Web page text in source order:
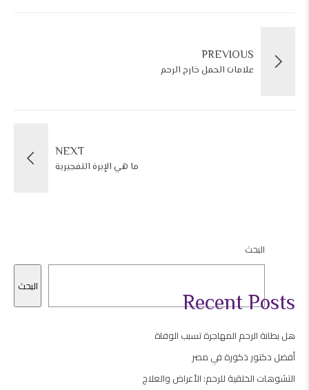
PREVIOUS
علامات الحمل خارج الرحم
NEXT
ما هي الإبرة التفجيرية
البحث
البحث
Recent Posts
هل بطانة الرحم المهاجرة تسبب الوفاة
أفضل دكتور ذكورة في مصر
التشوهات الخلقية للرحم: الأعراض والعلاج